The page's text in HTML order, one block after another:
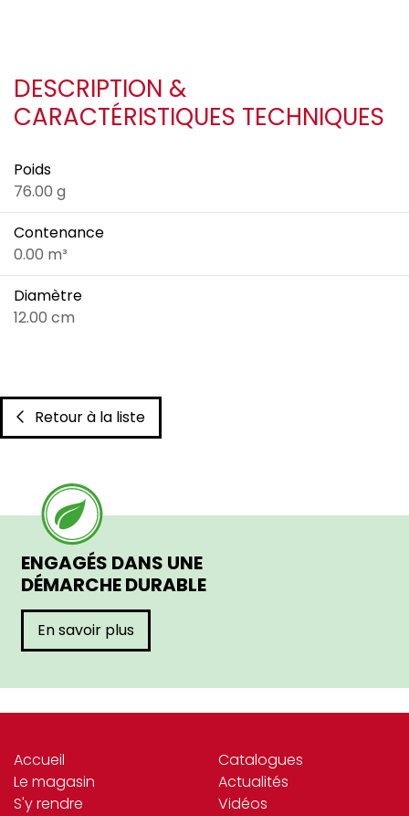
DESCRIPTION &
CARACTÉRISTIQUES TECHNIQUES
Poids
76.00 g
Contenance
0.00 m³
Diamètre
12.00 cm
Retour à la liste
ENGAGÉS DANS UNE
DÉMARCHE DURABLE
En savoir plus
Accueil
Le magasin
S'y rendre
Catalogues
Actualités
Vidéos